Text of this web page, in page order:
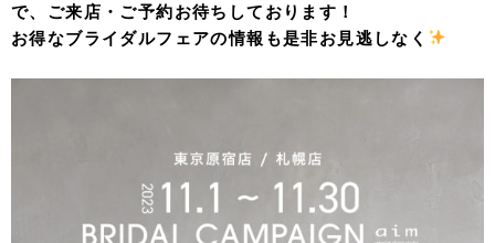
で、ご来店・ご予約お待ちしております！
お得なブライダルフェアの情報も是非お見逃しなく